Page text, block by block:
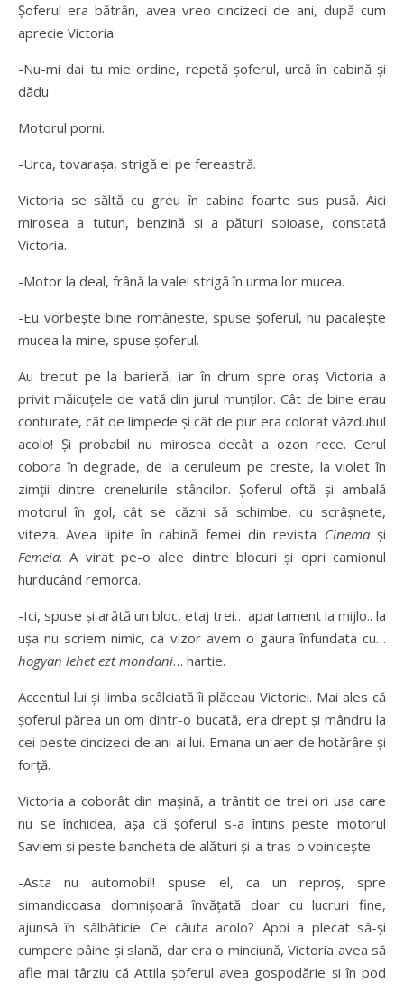
Şoferul era bătrân, avea vreo cincizeci de ani, după cum
aprecie Victoria.
-Nu-mi dai tu mie ordine, repetă şoferul, urcă în cabină şi
dădu
Motorul porni.
-Urca, tovaraşa, strigă el pe fereastră.
Victoria se săltă cu greu în cabina foarte sus pusă. Aici
mirosea a tutun, benzină şi a pături soioase, constată
Victoria.
-Motor la deal, frână la vale! strigă în urma lor mucea.
-Eu vorbeşte bine româneşte, spuse şoferul, nu pacaleşte
mucea la mine, spuse şoferul.
Au trecut pe la barieră, iar în drum spre oraş Victoria a
privit măicuţele de vată din jurul munţilor. Cât de bine erau
conturate, cât de limpede şi cât de pur era colorat văzduhul
acolo! Şi probabil nu mirosea decât a ozon rece. Cerul
cobora în degrade, de la ceruleum pe creste, la violet în
zimţii dintre crenelurile stâncilor. Şoferul oftă şi ambală
motorul în gol, cât se căzni să schimbe, cu scrâşnete,
viteza. Avea lipite în cabină femei din revista Cinemaşi
Femeia. A virat pe-o alee dintre blocuri şi opri camionul
hurducând remorca.
-Ici, spuse şi arătă un bloc, etaj trei… apartament la mijlo.. la
uşa nu scriem nimic, ca vizor avem o gaura înfundata cu…
hogyan lehet ezt mondani… hartie.
Accentul lui şi limba scâlciată îi plăceau Victoriei. Mai ales că
şoferul părea un om dintr-o bucată, era drept şi mândru la
cei peste cincizeci de ani ai lui. Emana un aer de hotărâre şi
forţă.
Victoria a coborât din maşină, a trântit de trei ori uşa care
nu se închidea, aşa că şoferul s-a întins peste motorul
Saviem şi peste bancheta de alături şi-a tras-o voiniceşte.
-Asta nu automobil! spuse el, ca un reproş, spre
simandicoasa domnişoară învăţată doar cu lucruri fine,
ajunsă în sălbăticie. Ce căuta acolo? Apoi a plecat să-şi
cumpere pâine şi slană, dar era o minciună, Victoria avea să
afle mai târziu că Attila şoferul avea gospodărie şi în pod